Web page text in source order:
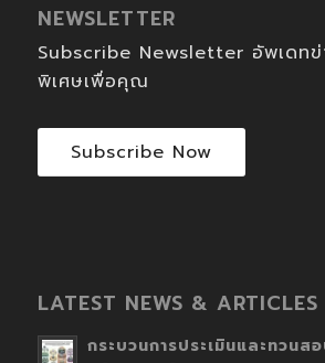
NEWSLETTER
Subscribe Newsletter อัพเดทข่
พิเศษเพื่อคุณ
Subscribe Now
LATEST NEWS & ARTICLES
กระบวนการประเมินและทวน